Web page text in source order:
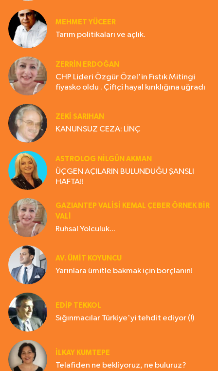
MEHMET YÜCEER
Tarım politikaları ve açlık.
ZERRIN ERDOĞAN
CHP Lideri Özgür Özel'in Fıstık Mitingi
fiyasko oldu . Çiftçi hayal kırıklığına uğradı
ZEKI SARIHAN
KANUNSUZ CEZA: LİNÇ
ASTROLOG NILGÜN AKMAN
ÜÇGEN AÇILARIN BULUNDUĞU ŞANSLI
HAFTA!!
GAZIANTEP VALISI KEMAL ÇEBER ÖRNEK BİR
VALİ
Ruhsal Yolculuk...
AV. ÜMIT KOYUNCU
Yarınlara ümitle bakmak için borçlanın!
EDIP TEKKOL
Sığınmacılar Türkiye'yi tehdit ediyor (!)
İLKAY KUMTEPE
Telafiden ne bekliyoruz, ne buluruz?